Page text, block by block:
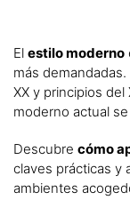
El estilo moderno
más
XX y principios
moderno actual
Descubre cómo
claves prácticas y
ambientes